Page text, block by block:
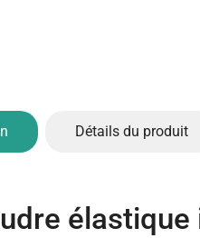
Détails du produit
élastique